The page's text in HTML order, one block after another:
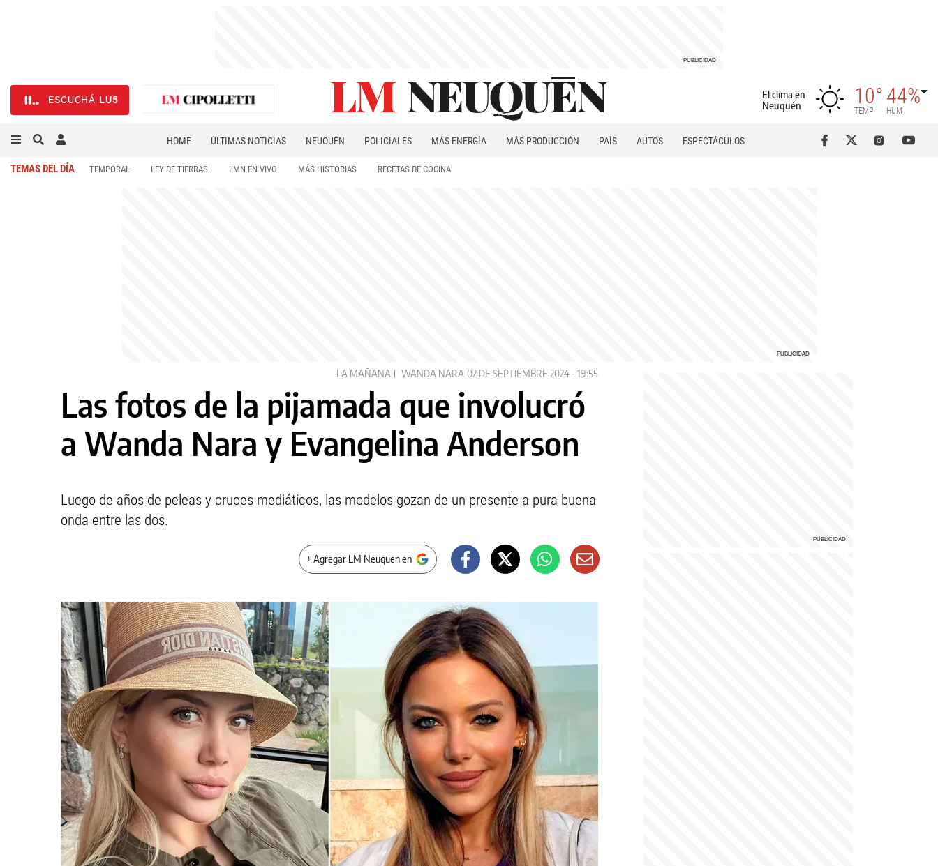
ESCUCHÁ LU5
El clima en
Neuquén
10°
TEMP
44%
HUM
HOME ÚLTIMAS NOTICIAS NEUQUÉN POLICIALES MÁS ENERGÍA MÁS PRODUCCIÓN PAÍS AUTOS
ESPECTÁCULOS
TEMAS DEL DÍA TEMPORAL LEY DE TIERRAS LMN EN VIVO MÁS HISTORIAS RECETAS DE COCINA
LA MAÑANA WANDA NARA 02 DE SEPTIEMBRE 2024 - 19:55
Las fotos de la pijamada que involucró
a Wanda Nara y Evangelina Anderson
Luego de años de peleas y cruces mediáticos, las modelos gozan de un presente a pura buena
onda entre las dos.
+ Agregar LM Neuquen en